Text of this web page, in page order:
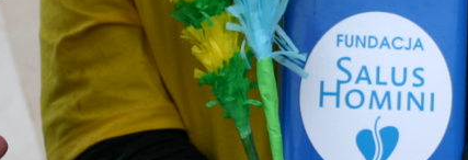
kliknij aby powiększyć
- wolontariusz Max. Materiał – plastelina….docelowo modelina! Jak
A może ktoś jeszcze zaproponuje swoją odsłonę naszej laleczki?
pomysły!